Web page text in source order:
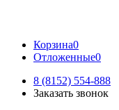
Корзина0
Отложенные0
8 (8152) 554-888
Заказать звонок